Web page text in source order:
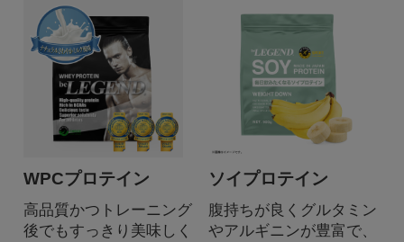
WPCプロテイン
高品質かつトレーニング
後でもすっきり美味しく
ソイプロテイン
腹持ちが良くグルタミン
やアルギニンが豊富で、